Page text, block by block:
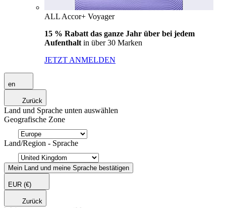
ALL Accor+ Voyager
15 % Rabatt das ganze Jahr über bei jedem
Aufenthalt in über 30 Marken
JETZT ANMELDEN
en
Zurück
Land und Sprache unten auswählen
Geografische Zone
Land/Region - Sprache
Mein Land und meine Sprache bestätigen
EUR (€)
Zurück